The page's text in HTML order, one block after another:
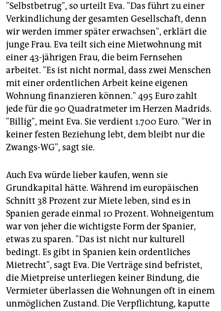
"Selbstbetrug", so urteilt Eva. "Das führt zu einer
Verkindlichung der gesamten Gesellschaft, denn
wir werden immer später erwachsen", erklärt die
junge Frau. Eva teilt sich eine Mietwohnung mit
einer 43-jährigen Frau, die beim Fernsehen
arbeitet. "Es ist nicht normal, dass zwei Menschen
mit einer ordentlichen Arbeit keine eigenen
Wohnung finanzieren können." 495 Euro zahlt
jede für die 90 Quadratmeter im Herzen Madrids.
"Billig", meint Eva. Sie verdient 1.700 Euro. "Wer in
keiner festen Beziehung lebt, dem bleibt nur die
Zwangs-WG", sagt sie.
Auch Eva würde lieber kaufen, wenn sie
Grundkapital hätte. Während im europäischen
Schnitt 38 Prozent zur Miete leben, sind es in
Spanien gerade einmal 10 Prozent. Wohneigentum
war von jeher die wichtigste Form der Spanier,
etwas zu sparen. "Das ist nicht nur kulturell
bedingt. Es gibt in Spanien kein ordentliches
Mietrecht", sagt Eva. Die Verträge sind befristet,
die Mietpreise unterliegen keiner Bindung, die
Vermieter überlassen die Wohnungen oft in einem
unmöglichen Zustand. Die Verpflichtung, kaputte